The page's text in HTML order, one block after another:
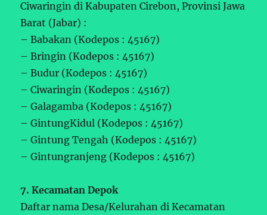
Ciwaringin di Kabupaten Cirebon, Provinsi Jawa
Barat (Jabar) :
– Babakan (Kodepos : 45167)
– Bringin (Kodepos : 45167)
– Budur (Kodepos : 45167)
– Ciwaringin (Kodepos : 45167)
– Galagamba (Kodepos : 45167)
– GintungKidul (Kodepos : 45167)
– Gintung Tengah (Kodepos : 45167)
– Gintungranjeng (Kodepos : 45167)
7. Kecamatan Depok
Daftar nama Desa/Kelurahan di Kecamatan